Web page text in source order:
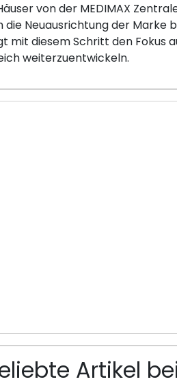
von der MEDIMAX
Neuausrichtung der Marke
mit diesem Schritt den
weiterzuentwickeln.
Artikel